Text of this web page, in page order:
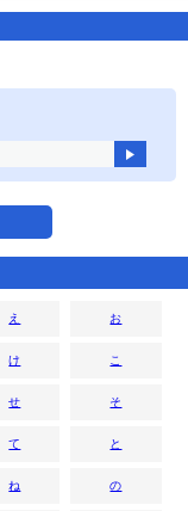
え お
け こ
せ そ
て と
ね の